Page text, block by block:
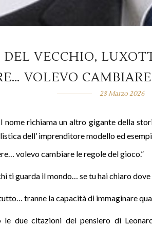
DEL VECCHIO,
VOLEVO
28 Marzo 2026
nome richiama un altro gigante della
dell’ imprenditore modello ed
volevo cambiare le regole del gioco.”
ti guarda il mondo… se tu hai chiaro dove
tranne la capacità di immaginare
due citazioni del pensiero di